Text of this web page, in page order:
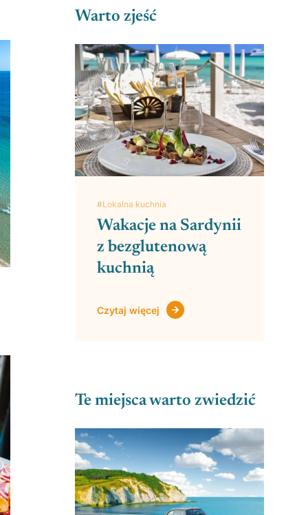
Warto zjeść
#Lokalna kuchnia
Wakacje na Sardynii
z bezglutenową
kuchnią
Czytaj więcej
Te miejsca warto zwiedzić